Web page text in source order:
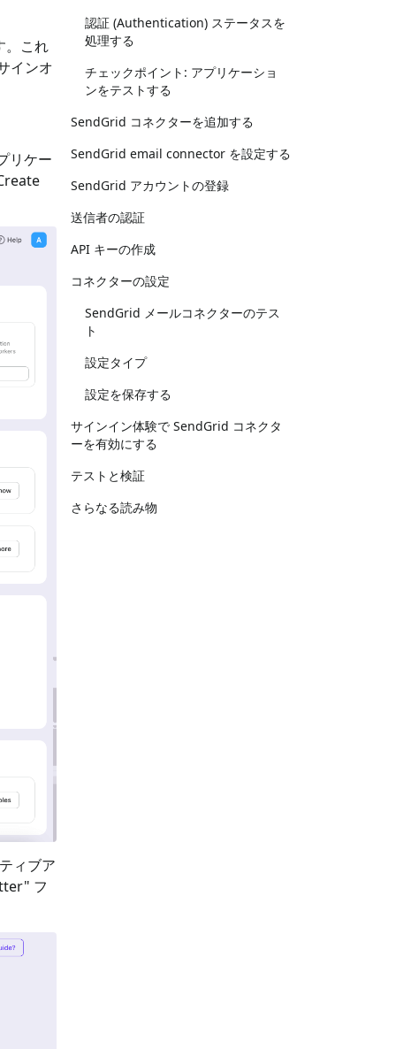
。これ
インオ
リケー
ィブア
" フ
認証 (Authentication) ステータスを
処理する
チェックポイント: アプリケーショ
ンをテストする
SendGrid コネクターを追加する
SendGrid email connector を設定する
SendGrid アカウントの登録
送信者の認証
API キーの作成
コネクターの設定
SendGrid メールコネクターのテス
ト
設定タイプ
設定を保存する
サインイン体験で SendGrid コネクタ
ーを有効にする
テストと検証
さらなる読み物